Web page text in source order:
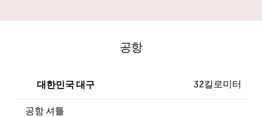
공항
대한민국 대구 32킬로미터
공항 셔틀